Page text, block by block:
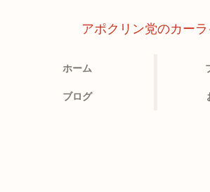
アポクリン党のカーラ
ホーム
ブログ